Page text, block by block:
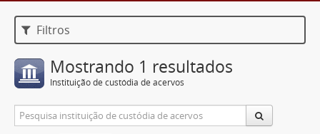
Filtros
Mostrando 1 resultados
Instituição de custódia de acervos